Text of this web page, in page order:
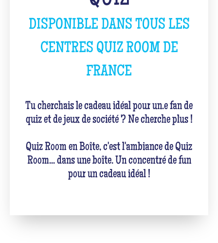
DISPONIBLE DANS TOUS LES
CENTRES QUIZ ROOM DE
FRANCE
Tu cherchais le cadeau idéal pour un.e fan de
quiz et de jeux de société ? Ne cherche plus !
Quiz Room en Boîte, c'est l'ambiance de Quiz
Room... dans une boîte. Un concentré de fun
pour un cadeau idéal !